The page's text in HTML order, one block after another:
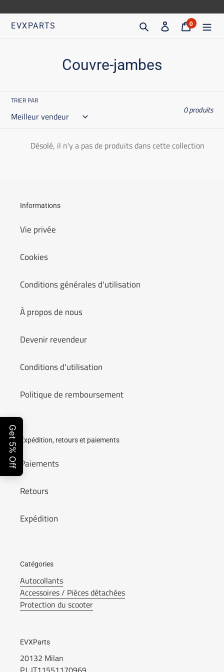
directement
EVXPARTS RechercheS'inscrireChariot
0articles
C
l
c
Couvre-jambes
TRIER PAR
0 produits
Désolé, il n'y a pas de produits dans cette collection
Informations
Vie privée
Cookies
Conditions générales d'utilisation
À propos de nous
Devenir revendeur
Conditions d'utilisation
Politique de remboursement
Expédition, retours et paiements
Paiements
Retours
Expédition
Catégories
Autocollants
Accessoires / Pièces détachées
Protection du scooter
EVXParts
20132 Milan